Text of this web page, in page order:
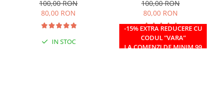
100,00 RON
80,00 RON
IN STOC
-15% EXTRA REDUCERE CU
CODUL ”VARA”
LA COMENZI DE MINIM 99
100,00 RON
80,00 RON
IN STOC